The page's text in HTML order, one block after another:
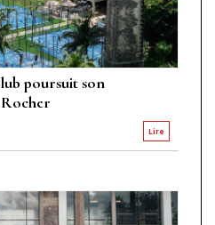
poursuit son
Lire